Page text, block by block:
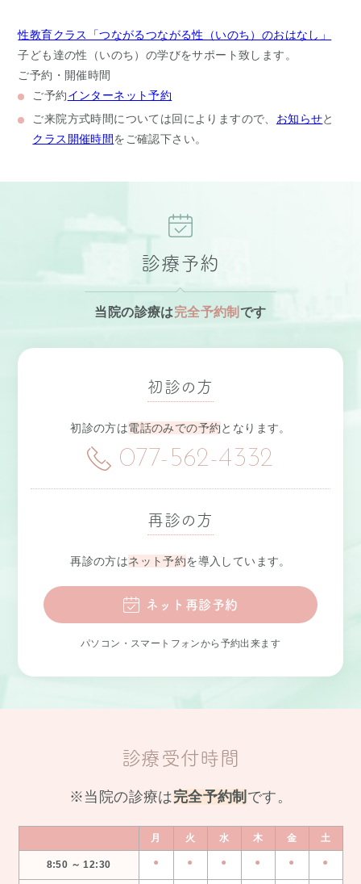
性教育クラス「つながるつながる性（いのち）のおはなし」
子ども達の性（いのち）の学びをサポート致します。
ご予約・開催時間
ご予約インターネット予約
ご来院方式時間については回によりますので、 お知らせと
クラス開催時間をご確認下さい。
診療予約
当院の診療は完全予約制 です
初診の方
初診の方は電話のみでの予約となります。
077-562-4332
再診の方
再診の方はネット予約を導入しています。
ネット再診予約
パソコン・スマートフォンから予約出来ます
診療受付時間
※当院の診療は完全予約制 です。
月 火 水 木 金 土
8:50 ～ 12:30 ● ● ● ● ● ●